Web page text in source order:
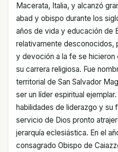
Macerata, Italia, y alcanzó
abad y obispo durante los
años de vida y educación de
relativamente desconocidos,
y devoción a la fe se hicieron
su carrera religiosa. Fue
territorial de San Salvador
ser un líder espiritual
habilidades de liderazgo y su
servicio de Dios pronto
jerarquía eclesiástica. En el
consagrado Obispo de